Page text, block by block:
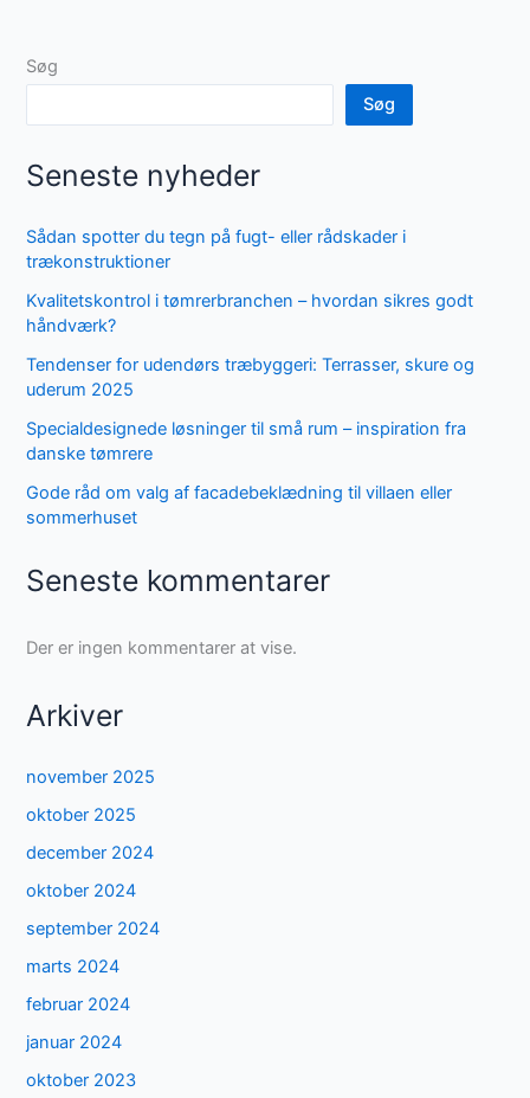
Søg
Søg
Seneste nyheder
Sådan spotter du tegn på fugt- eller rådskader i
trækonstruktioner
Kvalitetskontrol i tømrerbranchen – hvordan sikres godt
håndværk?
Tendenser for udendørs træbyggeri: Terrasser, skure og
uderum 2025
Specialdesignede løsninger til små rum – inspiration fra
danske tømrere
Gode råd om valg af facadebeklædning til villaen eller
sommerhuset
Seneste kommentarer
Der er ingen kommentarer at vise.
Arkiver
november 2025
oktober 2025
december 2024
oktober 2024
september 2024
marts 2024
februar 2024
januar 2024
oktober 2023